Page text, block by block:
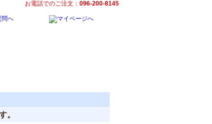
お電話でのご注文： 096-200-8145
。